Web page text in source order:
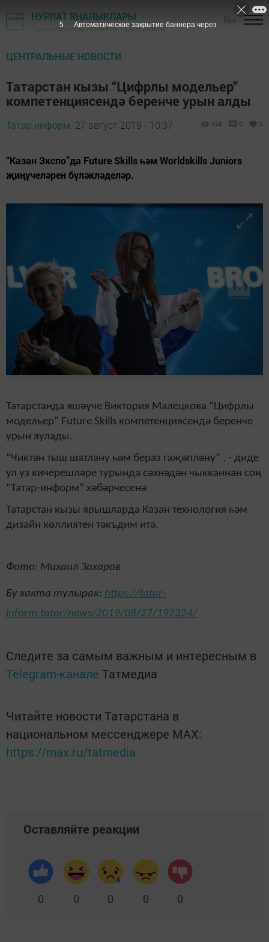
НУРЛАТ ЯҢАЛЫКЛАРЫ
"Дуслык" газетасы, Нурлат ТВ - Нурлат районы
ЦЕНТРАЛЬНЫЕ НОВОСТИ
Татарстан кызы “Цифрлы модельер”
компетенциясендә беренче урын алды
Татар-информ, 27 август 2019 - 10:37 459 0 0
“Казан Экспо”да Future Skills һәм Worldskills Juniors
җиңүчеләрен бүләкләделәр.
Татарстанда яшәүче Виктория Малецкова “Цифрлы
модельер” Future Skills компетенциясендә беренче
урын яулады.
“Чиктән тыш шатлану һәм бераз гаҗәпләнү” , - диде
ул үз кичерешләре турында сәхнәдән чыкканнан соң
“Татар-информ” хәбәрчесенә
Татарстан кызы ярышларда Казан технология һәм
дизайн көллиятен тәкъдим итә.
Фото: Михаил Захаров
Бу хакта тулырак: https://tatar-
inform.tatar/news/2019/08/27/192324/
Следите за самым важным и интересным в
Telegram-канале Татмедиа
Читайте новости Татарстана в
национальном мессенджере MАХ:
https://max.ru/tatmedia
Оставляйте реакции
0 0 0 0 0
4 Автоматическое закрытие баннера через